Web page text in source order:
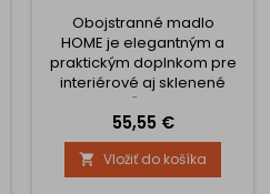
Obojstranné madlo
HOME je elegantným a
praktickým doplnkom pre
interiérové aj sklenené
dvere. Vďaka svojmu
modernému dizajnu a
kvalitnému spracovaniu sa
skvele hodí do
domácností, kancelárií či
Cena
55,55 €
 Vložiť do košíka